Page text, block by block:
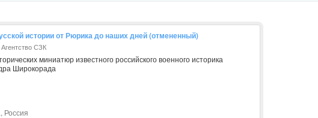
истории от Рюрика до наших дней (отмененный)
СЗК
миниатюр известного российского военного историка
Широкорада
Россия